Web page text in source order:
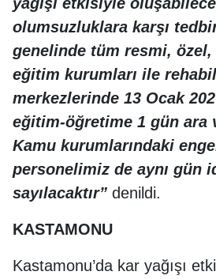
olumsuzluklara karşı
genelinde tüm resmi, özel,
eğitim kurumları ile
merkezlerinde 13 Ocak
eğitim-öğretime 1 gün ara
Kamu kurumlarındaki
personelimiz de aynı gün
sayılacaktır” denildi.
KASTAMONU
Kastamonu’da kar yağışı